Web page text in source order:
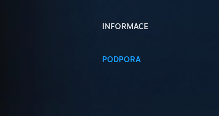
INFORMACE
PODPORA